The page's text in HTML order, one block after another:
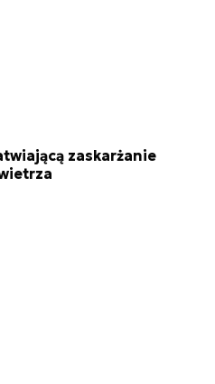
zaskarżanie